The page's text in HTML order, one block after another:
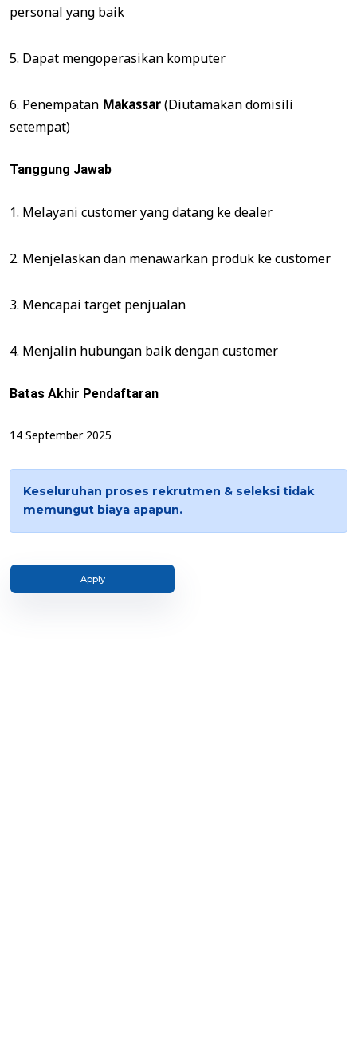
personal yang baik
5. Dapat mengoperasikan komputer
6. Penempatan Makassar(Diutamakan domisili
setempat)
Tanggung Jawab
1. Melayani customer yang datang ke dealer
2. Menjelaskan dan menawarkan produk ke customer
3. Mencapai target penjualan
4. Menjalin hubungan baik dengan customer
Batas Akhir Pendaftaran
14 September 2025
Keseluruhan proses rekrutmen & seleksi tidak
memungut biaya apapun.
Apply